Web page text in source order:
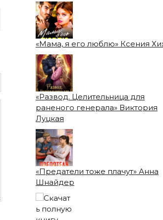
«Мама, я его люблю» Ксения
«Развод. Целительница для
раненого генерала» Виктория
Луцкая
«Предатели тоже плачут» Анна
Шнайдер